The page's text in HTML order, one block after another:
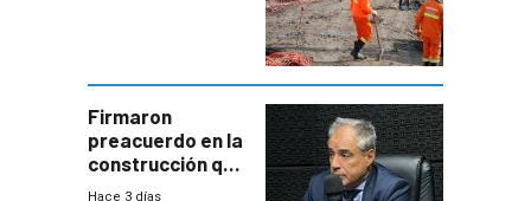
a revisar
proyectos
Firmaron
preacuerdo en la
construcción que
comprende
Hace 3 días